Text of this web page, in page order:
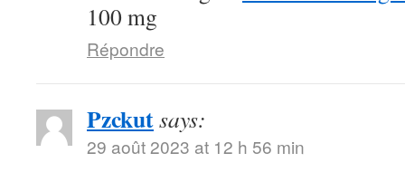
100 mg
Répondre
Pzckutsays:
29 août 2023 at 12 h 56 min